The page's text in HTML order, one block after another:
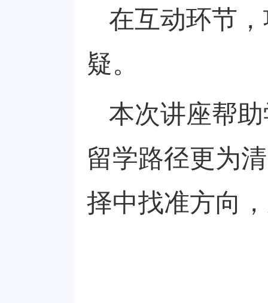
在互动环节
疑。
本次讲座帮助
留学路径更为
择中找准方向